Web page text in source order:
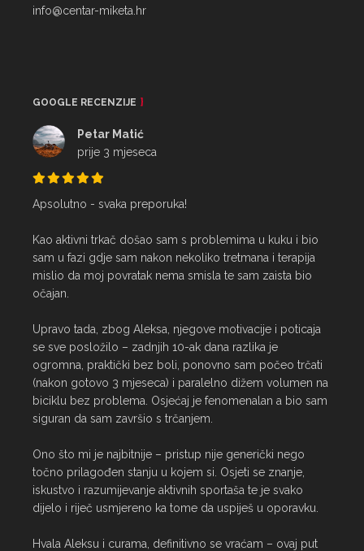
info@centar-miketa.hr
GOOGLE RECENZIJE
Petar Matić
prije 3 mjeseca
Apsolutno - svaka preporuka!
Kao aktivni trkač došao sam s problemima u kuku i bio
sam u fazi gdje sam nakon nekoliko tretmana i terapija
mislio da moj povratak nema smisla te sam zaista bio
očajan.
Upravo tada, zbog Aleksa, njegove motivacije i poticaja
se sve posložilo – zadnjih 10-ak dana razlika je
ogromna, praktički bez boli, ponovno sam počeo trčati
(nakon gotovo 3 mjeseca) i paralelno dižem volumen na
biciklu bez problema. Osjećaj je fenomenalan a bio sam
siguran da sam završio s trčanjem.
Ono što mi je najbitnije – pristup nije generički nego
točno prilagođen stanju u kojem si. Osjeti se znanje,
iskustvo i razumijevanje aktivnih sportaša te je svako
dijelo i riječ usmjereno ka tome da uspiješ u oporavku.
Hvala Aleksu i curama, definitivno se vraćam – ovaj put